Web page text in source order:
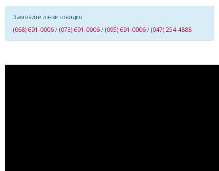
Замовити лінзи швидко
(068) 691-0006/ (073) 691-0006/ (095) 691-0006/ (047) 254-4888